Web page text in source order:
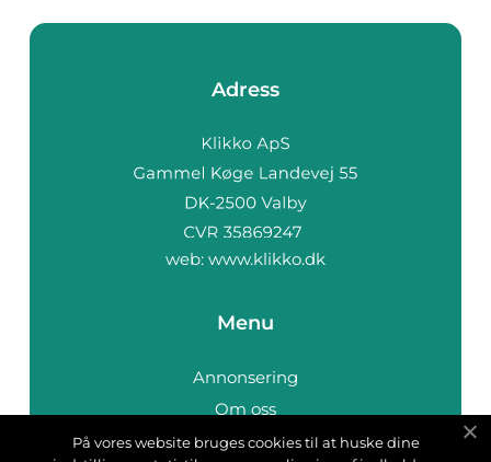
Adress
web: www.klikko.dk
Menu
Annonsering
Om oss
Cookies
På vores website bruges cookies til at huske dine